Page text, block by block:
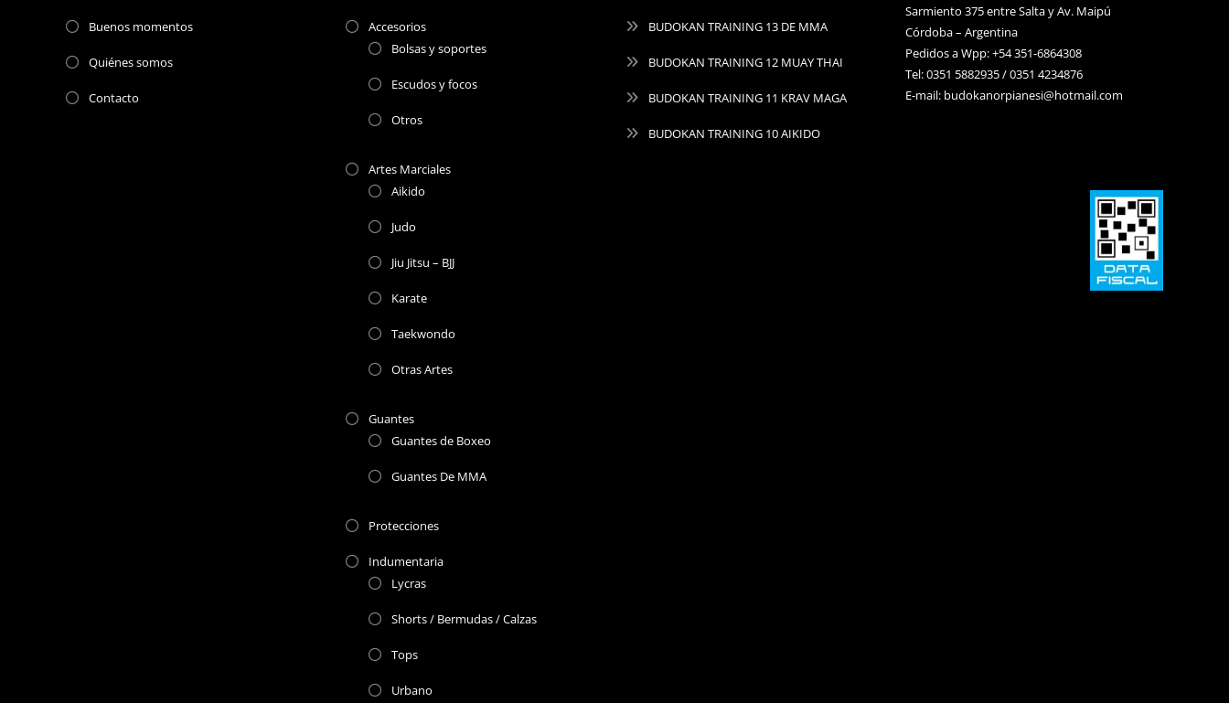
Buenos momentos
Quiénes somos
Contacto
Accesorios
Bolsas y soportes
Escudos y focos
Otros
Artes Marciales
Aikido
Judo
Jiu Jitsu – BJJ
Karate
Taekwondo
Otras Artes
Guantes
Guantes de Boxeo
Guantes De MMA
Protecciones
Indumentaria
Lycras
Shorts / Bermudas / Calzas
Tops
Urbano
BUDOKAN TRAINING 13 DE MMA
BUDOKAN TRAINING 12 MUAY THAI
BUDOKAN TRAINING 11 KRAV MAGA
BUDOKAN TRAINING 10 AIKIDO
Sarmiento 375 entre Salta y Av. Maipú
Córdoba – Argentina
Pedidos a Wpp: +54 351-6864308
Tel: 0351 5882935 / 0351 4234876
E-mail: budokanorpianesi@hotmail.com